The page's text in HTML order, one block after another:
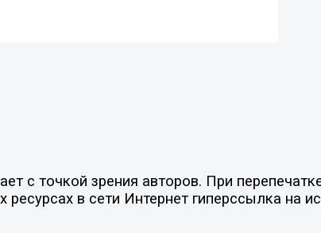
с точкой зрения авторов. При
в сети Интернет гиперссылка на